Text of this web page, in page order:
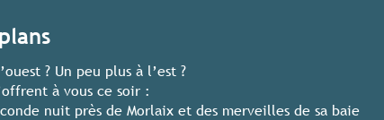
? Un peu plus à l’est ?
à vous ce soir :
nuit près de Morlaix et des merveilles de sa baie